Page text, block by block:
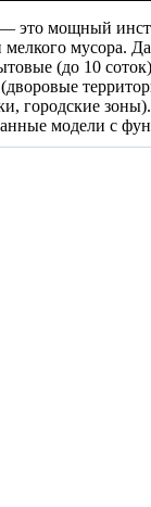
это мощный
мусора.
(до 10
городские
модели с